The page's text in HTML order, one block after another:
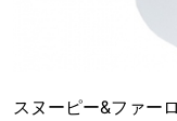
スヌーピー&ファー